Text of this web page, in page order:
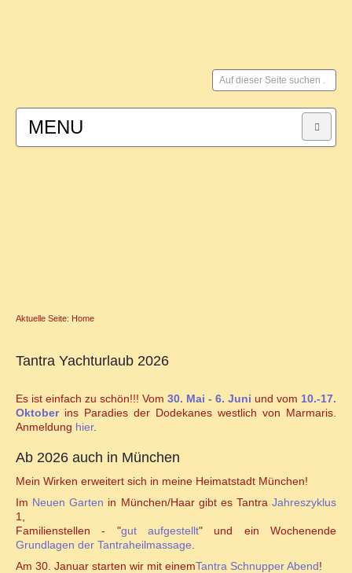
Suchen
...
MENU
FAMILIENSTELLEN
Familienstellen und Sexualität
Familienstellen und Tantra
Jahreszyklen
Seminare für Paare
Ablauf Tantraseminar
Aktuelle Seite: Home
Tantra Yachturlaub 2026
Es ist einfach zu schön!!! Vom 30. Mai - 6. Juni und vom 10.-17.
Oktober ins Paradies der Dodekanes westlich von Marmaris.
Anmeldung hier.
Ab 2026 auch in München
Mein Wirken erweitert sich in meine Heimatstadt München!
Im Neuen Garten in München/Haar gibt es Tantra Jahreszyklus
1,
Familienstellen - "gut aufgestellt" und ein Wochenende
Grundlagen der Tantraheilmassage
Am 30. Januar starten wir mit einemTantra Schnupper Abend!